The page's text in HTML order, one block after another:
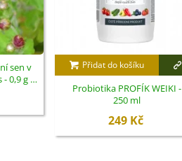
sen v
0,9 g -
Přidat do košíku
Probiotika PROFÍK WEIKI -
250 ml
249 Kč